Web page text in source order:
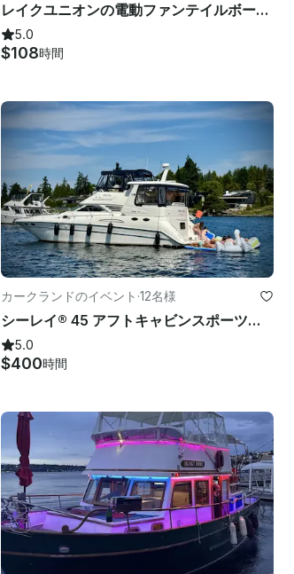
レイクユニオンの電動ファンテイルボートのレンタル
5.0
$108時間
カークランドのイベント ·12名様
シーレイ® 45 アフトキャビンスポーツヨットボート
5.0
$400時間